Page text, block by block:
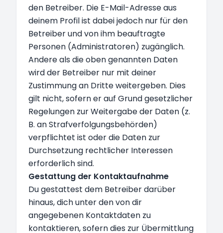
den Betreiber. Die E-Mail-Adresse aus
deinem Profil ist dabei jedoch nur für den
Betreiber und von ihm beauftragte
Personen (Administratoren) zugänglich.
Andere als die oben genannten Daten
wird der Betreiber nur mit deiner
Zustimmung an Dritte weitergeben. Dies
gilt nicht, sofern er auf Grund gesetzlicher
Regelungen zur Weitergabe der Daten (z.
B. an Strafverfolgungsbehörden)
verpflichtet ist oder die Daten zur
Durchsetzung rechtlicher Interessen
erforderlich sind.
Gestattung der Kontaktaufnahme
Du gestattest dem Betreiber darüber
hinaus, dich unter den von dir
angegebenen Kontaktdaten zu
kontaktieren, sofern dies zur Übermittlung